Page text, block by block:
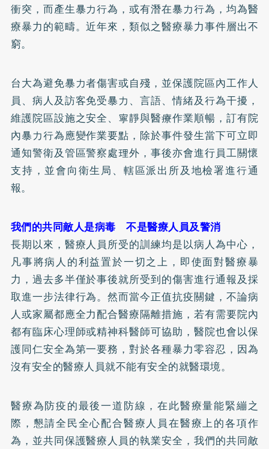
衝突，而產生暴力行為，或有潛在暴力行為，均為醫
療暴力的範疇。近年來，類似之醫療暴力事件層出不
窮。
台大為避免暴力者傷害或自殘，並保護院區內工作人
員、病人及訪客免受暴力、言語、情緒及行為干擾，
維護院區設施之安全、寧靜與醫療作業順暢，訂有院
內暴力行為應變作業要點，除於事件發生當下可立即
通知警衛及管區警察處理外，事後亦會進行員工關懷
支持，並會向衛生局、轄區派出所及地檢署進行通
報。
我們的共同敵人是病毒 不是醫療人員及警消
長期以來，醫療人員所受的訓練均是以病人為中心，
凡事將病人的利益置於一切之上，即使面對醫療暴
力，過去多半僅於事後就所受到的傷害進行通報及採
取進一步法律行為。然而當今正值抗疫關鍵，不論病
人或家屬都應全力配合醫療隔離措施，若有需要院內
都有臨床心理師或精神科醫師可協助，醫院也會以保
護同仁安全為第一要務，對於各種暴力零容忍，因為
沒有安全的醫療人員就不能有安全的就醫環境。
醫療為防疫的最後一道防線，在此醫療量能緊繃之
際，懇請全民全心配合醫療人員在醫療上的各項作
為，並共同保護醫療人員的執業安全，我們的共同敵